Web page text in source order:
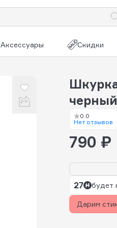
Аксессуары Скидки
0.0
Нет отзывов
790 ₽
27 будет
Дарим